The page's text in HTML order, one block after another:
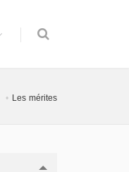
Les mérites